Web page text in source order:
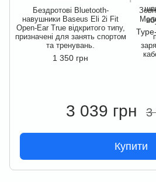
Бездротові Bluetooth-
навушники Baseus Eli 2i Fit
Open-Ear True відкритого типу,
призначені для занять спортом
та тренувань.
1 350 грн
3 039 грн 3
Купити